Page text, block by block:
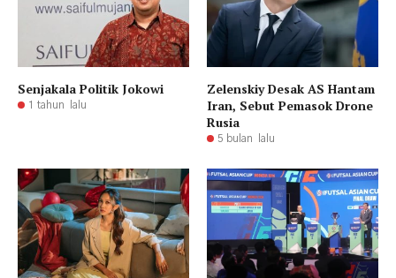
Senjakala Politik Jokowi
1 tahun lalu
Zelenskiy Desak AS Hantam
Iran, Sebut Pemasok Drone
Rusia
5 bulan lalu